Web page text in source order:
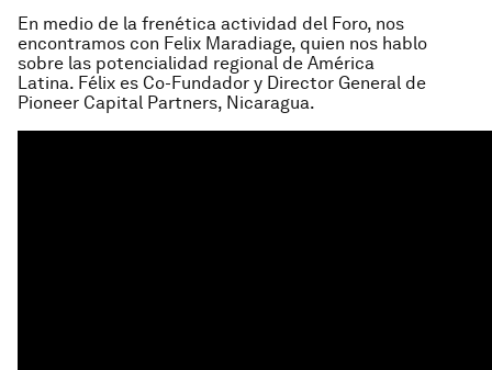
En medio de la frenética actividad del Foro, nos
encontramos con Felix Maradiage, quien nos hablo
sobre las potencialidad regional de América
Latina. Félix es Co-Fundador y Director General de
Pioneer Capital Partners, Nicaragua.